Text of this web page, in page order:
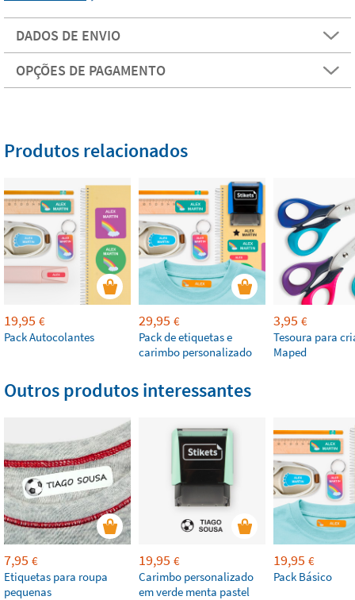
DADOS DE ENVIO
OPÇÕES DE PAGAMENTO
Produtos relacionados
19,95 €
Pack Autocolantes
29,95 €
Pack de etiquetas e
carimbo personalizado
3,95 €
Tesoura para
Maped
Outros produtos interessantes
7,95 €
Etiquetas para roupa
pequenas
19,95 €
Carimbo personalizado
em verde menta pastel
19,95 €
Pack Básico